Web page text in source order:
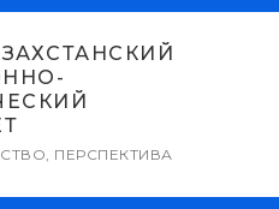
ПЕРСПЕКТИВА